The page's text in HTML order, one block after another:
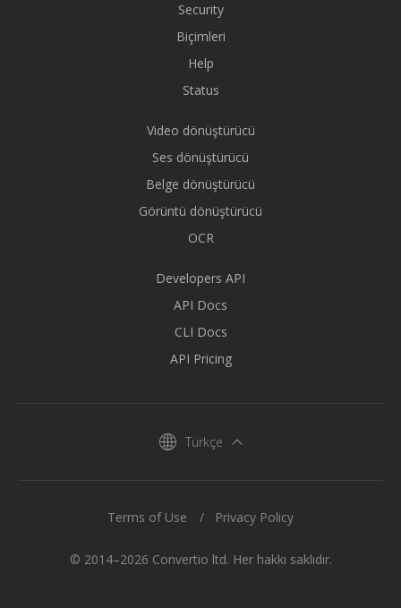
Security
Biçimleri
Help
Status
Video dönüştürücü
Ses dönüştürücü
Belge dönüştürücü
Görüntü dönüştürücü
OCR
Developers API
API Docs
CLI Docs
API Pricing
Türkçe
© 2014–2026 Convertio ltd. Her hakkı saklıdır.
Terms of Use Privacy Policy